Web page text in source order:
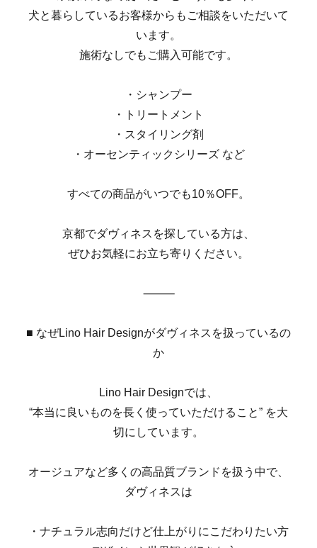
犬と暮らしているお客様からもご相談をいただいて
います。
施術なしでもご購入可能です。
・シャンプー
・トリートメント
・スタイリング剤
・オーセンティックシリーズ など
すべての商品がいつでも10％OFF。
京都でダヴィネスを探している方は、
ぜひお気軽にお立ち寄りください。
⸻
■ なぜLino Hair Designがダヴィネスを扱っているの
か
Lino Hair Designでは、
“本当に良いものを長く使っていただけること” を大
切にしています。
オージュアなど多くの高品質ブランドを扱う中で、
ダヴィネスは
・ナチュラル志向だけど仕上がりにこだわりたい方